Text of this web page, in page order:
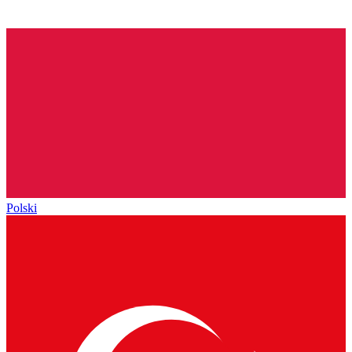
Polski